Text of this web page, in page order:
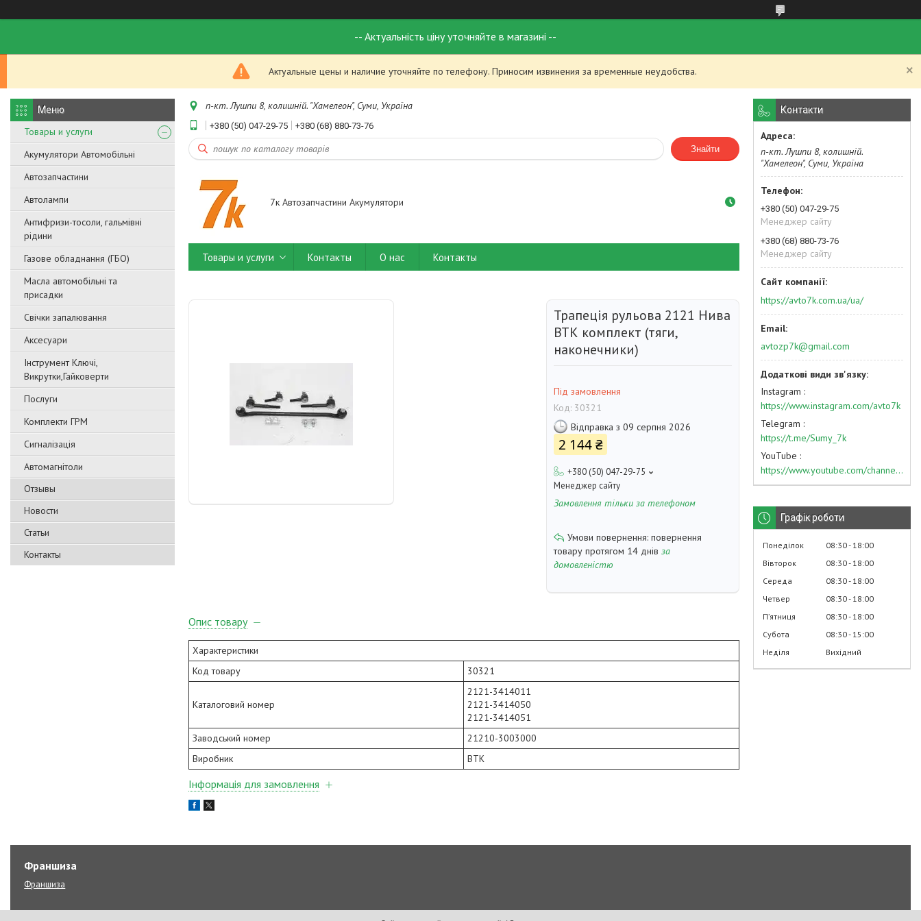
-- Актуальність ціну уточняйте в магазині --
Актуальные цены и наличие уточняйте по телефону. Приносим извинения за временные неудобства.
Товары и услуги
Акумулятори Автомобільні
Автозапчастини
Автолампи
Антифризи-тосоли, гальмівні
рідини
Газове обладнання (ГБО)
Масла автомобільні та
присадки
Свічки запалювання
Аксесуари
Інструмент Ключі,
Викрутки,Гайковерти
Послуги
Комплекти ГРМ
Сигналізація
Автомагнітоли
Отзывы
Новости
Статьи
Контакты
п-кт. Лушпи 8, колишній. "Хамелеон", Суми, Україна
+380 (50) 047-29-75 +380 (68) 880-73-76
Знайти
7к Автозапчастини Акумулятори
Товары и услуги Контакты О нас Контакты
Трапеція рульова 2121 Нива
ВТК комплект (тяги,
наконечники)
Під замовлення
Код: 30321
Відправка з 09 серпня 2026
2 144 ₴
+380 (50) 047-29-75
Менеджер сайту
Замовлення тільки за телефоном
повернення
товару протягом 14 днів за
домовленістю
Опис товару
Характеристики
Код товару
30321
Каталоговий номер
2121-3414011
2121-3414050
2121-3414051
Заводський номер
21210-3003000
Виробник
ВТК
Інформація для замовлення
Контакти
п-кт. Лушпи 8, колишній.
"Хамелеон", Суми, Україна
+380 (50) 047-29-75
Менеджер сайту
+380 (68) 880-73-76
Менеджер сайту
https://avto7k.com.ua/ua/
avtozp7k@gmail.com
Instagram
https://www.instagram.com/avto7k
Telegram
https://t.me/Sumy_7k
YouTube
https://www.youtube.com/channel/UC574nvqqf5H_LzT4Va_GpQg?view_as=subscriber
Графік роботи
Понеділок 08:30 18:00
Вівторок
08:30 18:00
Середа
08:30 18:00
Четвер
08:30 18:00
Пʼятниця
08:30 18:00
Субота
08:30 15:00
Неділя
Вихідний
Франшиза
Франшиза